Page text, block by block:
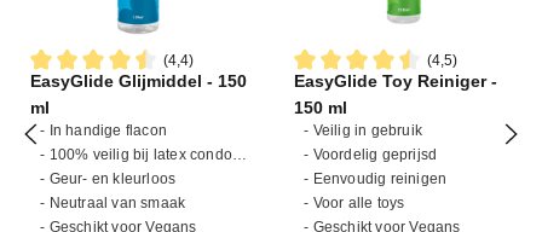
(4,4)
Gemiddelde waardering van 4.4 van 5 sterren
EasyGlide Glijmiddel - 150
ml
- In handige flacon
- 100% veilig bij latex condooms
- Geur- en kleurloos
- Neutraal van smaak
- Geschikt voor Vegans
(4,5)
Gemiddelde waardering van
EasyGlide Toy Reiniger -
150 ml
- Veilig in gebruik
- Voordelig geprijsd
- Eenvoudig reinigen
- Voor alle toys
- Geschikt voor Vegans